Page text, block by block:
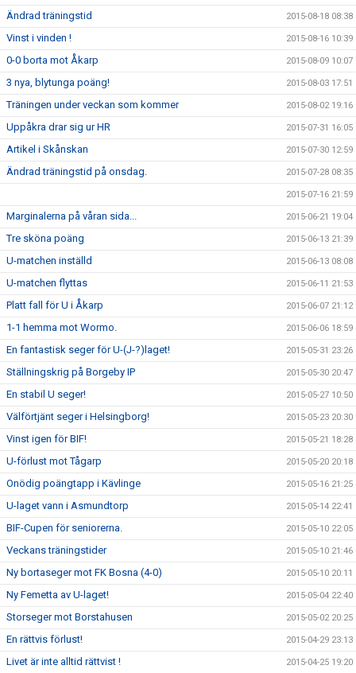
Ändrad träningstid 2015-08-18 08:38
Vinst i vinden ! 2015-08-16 10:39
0-0 borta mot Åkarp 2015-08-09 10:07
3 nya, blytunga poäng! 2015-08-03 17:51
Träningen under veckan som kommer 2015-08-02 19:16
Uppåkra drar sig ur HR 2015-07-31 16:05
Artikel i Skånskan 2015-07-30 12:59
Ändrad träningstid på onsdag. 2015-07-28 08:35
2015-07-16 21:59
Marginalerna på våran sida... 2015-06-21 19:04
Tre sköna poäng 2015-06-13 21:39
U-matchen inställd 2015-06-13 08:08
U-matchen flyttas 2015-06-11 21:53
Platt fall för U i Åkarp 2015-06-07 21:12
1-1 hemma mot Wormo. 2015-06-06 18:59
En fantastisk seger för U-(J-?)laget! 2015-05-31 23:26
Ställningskrig på Borgeby IP 2015-05-30 20:47
En stabil U seger! 2015-05-27 10:50
Välförtjänt seger i Helsingborg! 2015-05-23 20:30
Vinst igen för BIF! 2015-05-21 18:28
U-förlust mot Tågarp 2015-05-20 20:18
Onödig poängtapp i Kävlinge 2015-05-16 21:25
U-laget vann i Asmundtorp 2015-05-14 22:41
BIF-Cupen för seniorerna. 2015-05-10 22:05
Veckans träningstider 2015-05-10 21:46
Ny bortaseger mot FK Bosna (4-0) 2015-05-10 20:11
Ny Femetta av U-laget! 2015-05-04 22:40
Storseger mot Borstahusen 2015-05-02 20:25
En rättvis förlust! 2015-04-29 23:13
Livet är inte alltid rättvist ! 2015-04-25 19:20